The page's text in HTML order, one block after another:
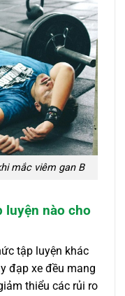
mắc viêm gan B
luyện nào cho
tập luyện khác
đạp xe đều mang
thiểu các rủi ro